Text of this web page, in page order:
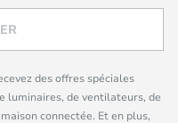
des offres spéciales
luminaires, de ventilateurs, de
connectée. Et en plus,